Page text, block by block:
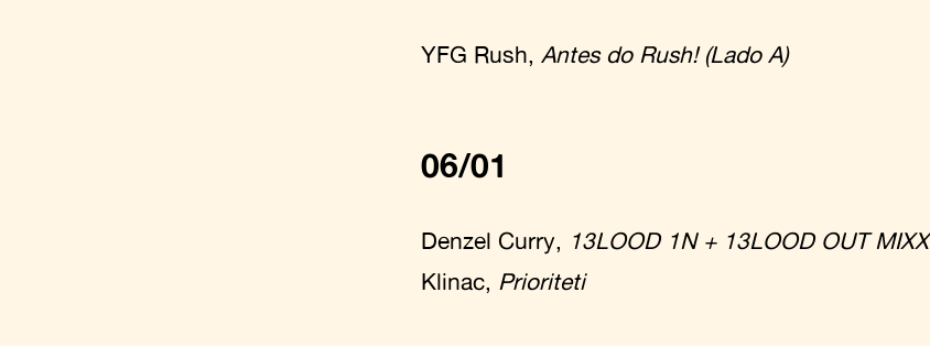
YFG Rush, Antes do Rush! (Lado A)
06/01
Denzel Curry,
13LOOD 1N + 13LOOD OUT MIXX
Klinac, Prioriteti